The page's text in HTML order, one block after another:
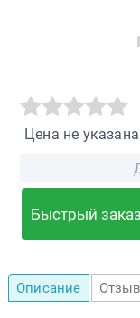
Цена не указана
Быстрый заказ
Описание